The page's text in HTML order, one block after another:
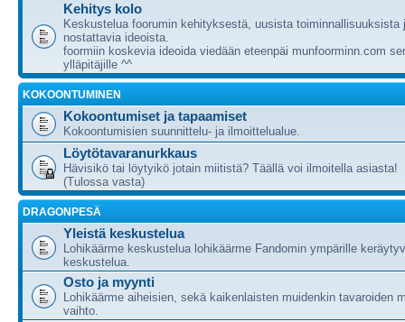
Kehitys kolo
Keskustelua foorumin kehityksestä, uusista toiminnallisuuksista
nostattavia ideoista.
foormiin koskevia ideoida viedään eteenpäi munfoorminn.com
ylläpitäjille ^^
KOKOONTUMINEN
Kokoontumiset ja tapaamiset
Kokoontumisien suunnittelu- ja ilmoittelualue.
Löytötavaranurkkaus
Hävisikö tai löytyikö jotain miitistä? Täällä voi ilmoitella asiasta!
(Tulossa vasta)
DRAGONPESÄ
Yleistä keskustelua
Lohikäärme keskustelua lohikäärme Fandomin ympärille
keskustelua.
Osto ja myynti
Lohikäärme aiheisien, sekä kaikenlaisten muidenkin tavaroiden
vaihto.